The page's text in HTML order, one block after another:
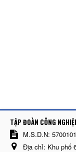
TẬP ĐOÀN CÔNG
M.S.D.N:
Địa chỉ: Khu phố